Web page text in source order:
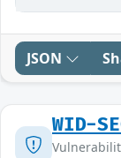
JSON
WID-